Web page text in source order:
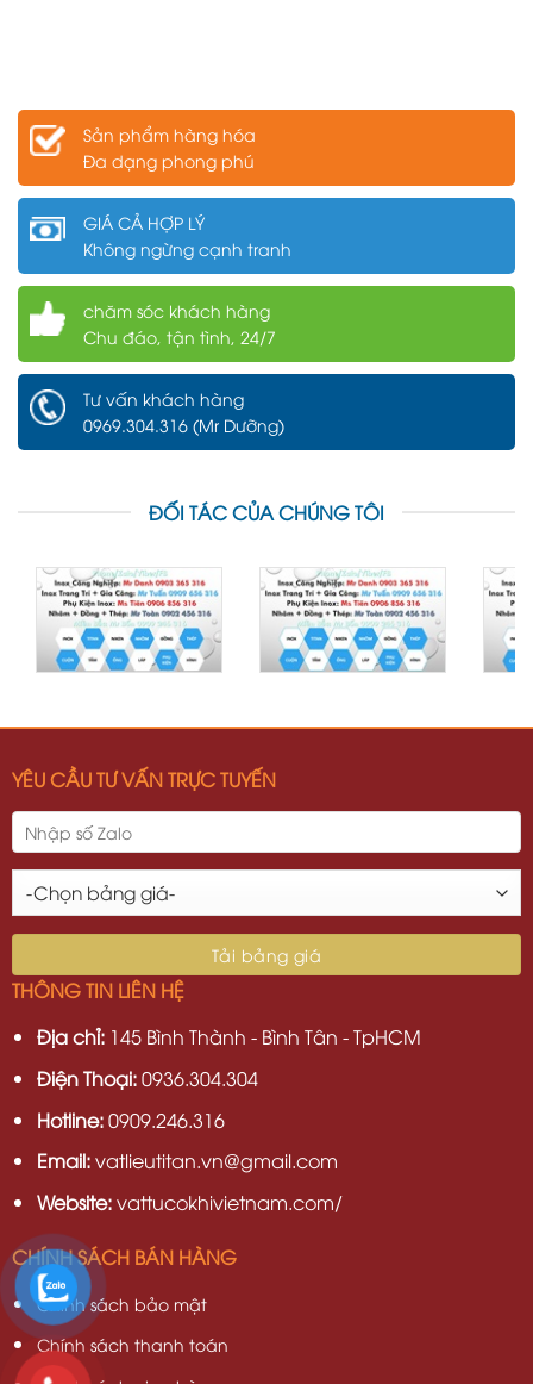
Sản phẩm hàng hóa
Đa dạng phong phú
GIÁ CẢ HỢP LÝ
Không ngừng cạnh tranh
chăm sóc khách hàng
Chu đáo, tận tình, 24/7
Tư vấn khách hàng
0969.304.316 (Mr Dưỡng)
ĐỐI TÁC CỦA CHÚNG TÔI
YÊU CẦU TƯ VẤN TRỰC TUYẾN
THÔNG TIN LIÊN HỆ
Địa chỉ:145 Bình Thành - Bình Tân - TpHCM
Điện Thoại:0936.304.304
Hotline:0909.246.316
Email:vatlieutitan.vn@gmail.com
Website:vattucokhivietnam.com/
CHÍNH SÁCH BÁN HÀNG
Chính sách bảo mật
Chính sách thanh toán